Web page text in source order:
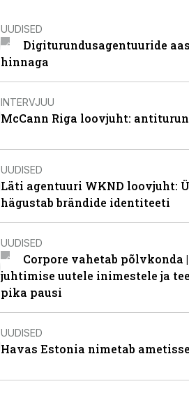
UUDISED
Digiturundusagentuuride
hinnaga
INTERVJUU
McCann Riga loovjuht:
UUDISED
Läti agentuuri WKND loovjuht:
hägustab brändide identiteeti
UUDISED
Corpore vahetab põlvkonda
juhtimise uutele inimestele ja
pika pausi
UUDISED
Havas Estonia nimetab